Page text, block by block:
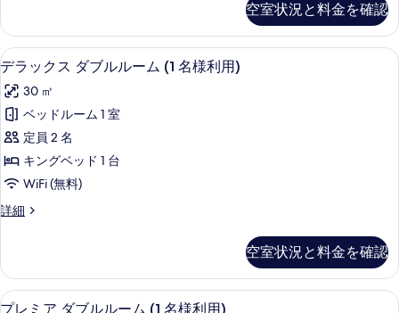
る
ト
(Business)
の
す
べ
て
の
写
真
示
す
テ
ィ
ブ
イ
ー
ト
(Business)
の
詳
細
空室状況と料金を確認
デ
ラ
ッ
ク
ス
ダ
ル
ー
ム
羽毛の掛け布団、ミニバー、セーフ
5
デラックス ダブルルーム (1 名様利用)
30 ㎡
ベッドルーム 1 室
定員 2 名
キングベッド 1 台
WiFi (無料)
詳細
デ
ス
ダ
ブ
空室状況と料金を確認
プ
羽毛の掛け布団、ミニバー、セーフ
4
プレミア ダブルルーム (1 名様利用)